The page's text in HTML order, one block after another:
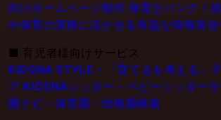
向けホームページ制作 保育士バンク！
や保育の実務に活かせる有益な情報発信
■ 育児者様向けサービス
KIDSNA STYLE - 「育てるを考える」
ア KIDSNAシッター - ベビーシッター
園ナビ - 保育園・幼稚園検索